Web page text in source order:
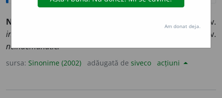
NEPRICEP
adj., s. v.
incapabil.
adj. v.
neîndemânatic.
sursa: Sinonime (2002) adăugată de siveco acțiuni
Am donat deja.